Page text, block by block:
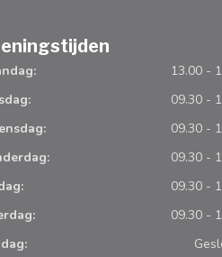
13.00 -
09.30 -
09.30 -
09.30 -
09.30 -
09.30 -